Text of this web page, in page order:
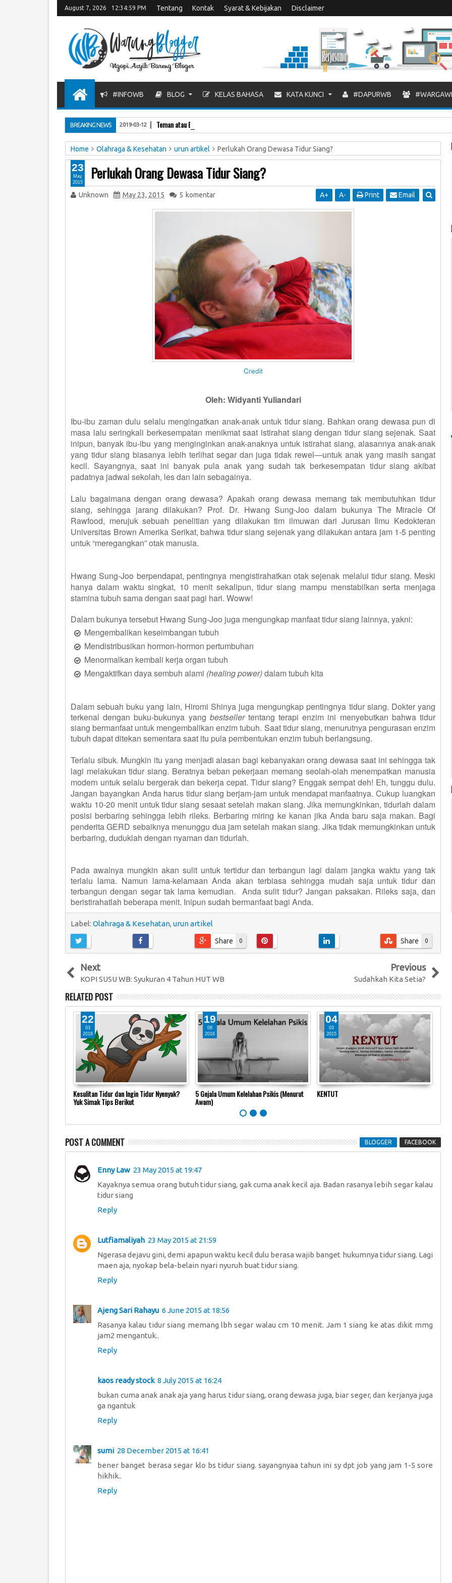
August 7, 2026 12:35:00 PM Tentang Kontak Syarat & Kebijakan Disclaimer
#INFOWB BLOG KELAS BAHASA KATA KUNCI #DAPURWB
BREAKING NEWS Teman atau Bukan?
2019-03-12
Home Olahraga & Kesehatan urun artikel Perlukah Orang Dewasa Tidur Siang?
Perlukah Orang Dewasa Tidur Siang?
Unknown May 23, 2015 5 komentar A+ A- Print Email
Credit
Oleh: Widyanti Yuliandari
Ibu-ibu zaman dulu selalu mengingatkan anak-anak untuk tidur siang. Bahkan orang dewasa pun di
masa lalu seringkali berkesempatan menikmat saat istirahat siang dengan tidur siang sejenak. Saat
inipun, banyak ibu-ibu yang menginginkan anak-anaknya untuk istirahat siang, alasannya anak-anak
yang tidur siang biasanya lebih terlihat segar dan juga tidak rewel—untuk anak yang masih sangat
kecil. Sayangnya, saat ini banyak pula anak yang sudah tak berkesempatan tidur siang akibat
padatnya jadwal sekolah, les dan lain sebagainya.
Lalu bagaimana dengan orang dewasa? Apakah orang dewasa memang tak membutuhkan tidur
siang, sehingga jarang dilakukan? Prof. Dr. Hwang Sung-Joo dalam bukunya The Miracle Of
Rawfood, merujuk sebuah penelitian yang dilakukantim ilmuwan dari Jurusan Ilmu Kedokteran
Universitas Brown Amerika Serikat, bahwa tidur siang sejenak yang dilakukan antara jam 1-5 penting
untuk “meregangkan” otak manusia.
Hwang Sung-Joo berpendapat, pentingnya mengistirahatkan otak sejenak melalui tidur siang. Meski
hanya dalam waktu singkat, 10 menit sekalipun, tidur siang mampu menstabilkan serta menjaga
stamina tubuh sama dengan saat pagi hari. Woww!
Dalam bukunya tersebut Hwang Sung-Joo juga mengungkap manfaat tidur siang lainnya, yakni:
Mengembalikan keseimbangan tubuh
Mendistribusikan hormon-hormon pertumbuhan
Menormalkan kembali kerja organ tubuh
Mengaktifkan daya sembuh alami (healing power)dalam tubuh kita
Dalam sebuah buku yang lain, Hiromi Shinya juga mengungkap pentingnya tidur siang. Dokter yang
terkenal dengan buku-bukunya yang bestsellertentang terapi enzim ini menyebutkan bahwa tidur
siang bermanfaat untuk mengembalikan enzim tubuh. Saat tidur siang, menurutnya pengurasan enzim
tubuh dapat ditekan sementara saat itu pula pembentukan enzim tubuh berlangsung.
Terlalu sibuk. Mungkin itu yang menjadi alasan bagi kebanyakan orang dewasa saat ini sehingga tak
lagi melakukan tidur siang. Beratnya beban pekerjaan memang seolah-olah menempatkan manusia
modern untuk selalu bergerak dan bekerja cepat. Tidur siang? Enggak sempat deh! Eh, tunggu dulu.
Jangan bayangkan Anda harus tidur siang berjam-jam untuk mendapat manfaatnya. Cukup luangkan
waktu 10-20 menit untuk tidur siang sesaat setelah makan siang. Jika memungkinkan, tidurlah dalam
posisi berbaring sehingga lebih rileks. Berbaring miring ke kanan jika Anda baru saja makan. Bagi
penderita GERD sebaiknya menunggu dua jam setelah makan siang. Jika tidak memungkinkan untuk
berbaring, duduklah dengan nyaman dan tidurlah.
Pada awalnya mungkin akan sulit untuk tertidur dan terbangun lagi dalam jangka waktu yang tak
terlalu lama. Namun lama-kelamaan Anda akan terbiasa sehingga mudah saja untuk tidur dan
terbangun dengan segar tak lama kemudian. Anda sulit tidur? Jangan paksakan. Rileks saja, dan
beristirahatlah beberapa menit. Inipun sudah bermanfaat bagi Anda.
Label: Olahraga & Kesehatan, urun artikel
0
Share 0
Share
23
May
2015
Next
KOPI SUSU WB: Syukuran 4 Tahun HUT WB
Previous
Sudahkah Kita Setia?
RELATED POST
22
03
2018
Kesulitan Tidur dan Ingin Tidur Nyenyak?
Yuk Simak Tips Berikut
19
08
2016
5 Gejala Umum Kelelahan Psikis (Menurut
Awam)
04
03
2015
KENTUT
POST A COMMENT BLOGGER FACEBOOK
Enny Law 23 May 2015 at 19:47
Kayaknya semua orang butuh tidur siang, gak cuma anak kecil aja. Badan rasanya lebih segar kalau
tidur siang
Reply
Lutfiamaliyah 23 May 2015 at 21:59
Ngerasa dejavu gini, demi apapun waktu kecil dulu berasa wajib banget hukumnya tidur siang. Lagi
maen aja, nyokap bela-belain nyari nyuruh buat tidur siang.
Reply
Ajeng Sari Rahayu 6 June 2015 at 18:56
Rasanya kalau tidur siang memang lbh segar walau cm 10 menit. Jam 1 siang ke atas dikit mmg
jam2 mengantuk..
Reply
kaos ready stock 8 July 2015 at 16:24
bukan cuma anak anak aja yang harus tidur siang, orang dewasa juga, biar seger, dan kerjanya juga
ga ngantuk
Reply
sumi 28 December 2015 at 16:41
bener banget berasa segar klo bs tidur siang. sayangnyaa tahun ini sy dpt job yang jam 1-5 sore
hikhik..
Reply